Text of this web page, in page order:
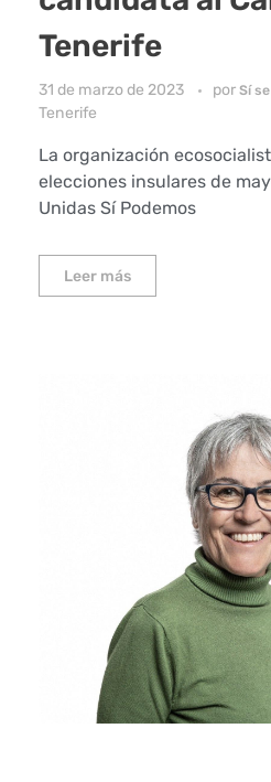
Tenerife
31 de marzo de 2023 por Sí
Tenerife
La organización
elecciones insulares de
Unidas Sí Podemos
Leer más